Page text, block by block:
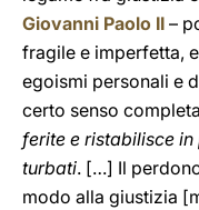
Giovanni Paolo II –
fragile e imperfetta,
egoismi personali e
certo senso
ferite e ristabilisce
turbati. […] Il
modo alla giustizia